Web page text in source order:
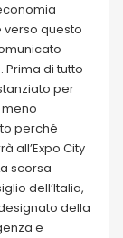
verso questo
Prima di tutto
per
perché
all’Expo City
scorsa
dell’Italia,
della
e